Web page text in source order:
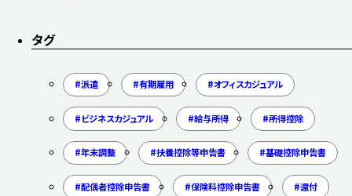
タグ
派遣 有期雇用 オフィスカジュアル
ビジネスカジュアル 給与所得 所得控除
年末調整 扶養控除等申告書 基礎控除申告書
配偶者控除申告書 保険料控除申告書 還付